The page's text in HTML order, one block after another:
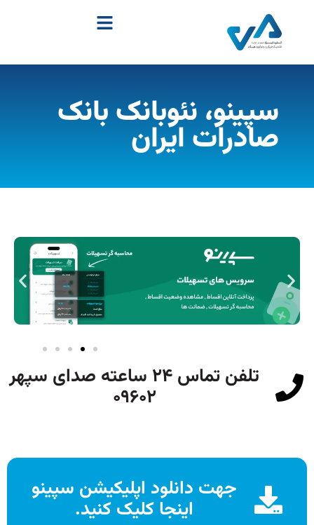
سپینو، نئوبانک بانک
صادرات ایران
تلفن تماس ۲۴ ساعته صدای سپهر
۰۹۶۰۲
جهت دانلود اپلیکیشن سپینو
اینجا کلیک کنید.